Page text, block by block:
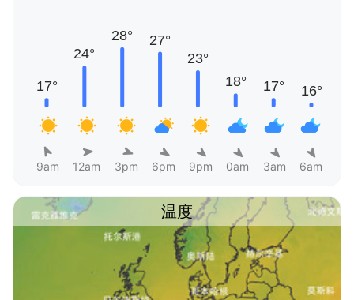
9am 12am 3pm 6pm 9pm 0am 3am 6am
温度